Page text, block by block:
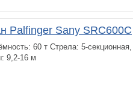
Palfinger Sany SRC600C
60 т Стрела: 5-
9,2-16 м